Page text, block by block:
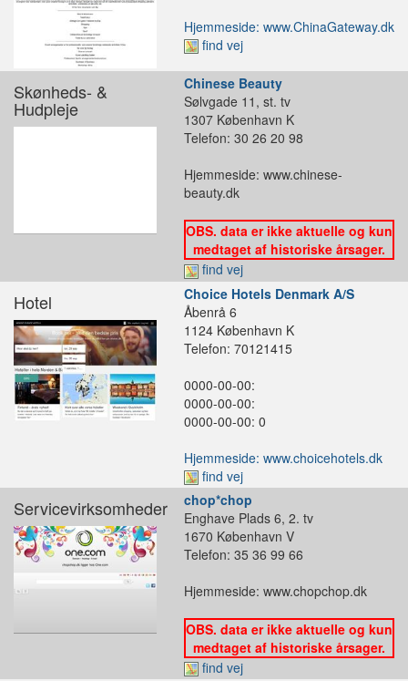
Hjemmeside: www.ChinaGateway.dk
find vej
Skønheds- &
Hudpleje
Chinese Beauty
Sølvgade 11, st. tv
1307 København K
Telefon: 30 26 20 98
Hjemmeside: www.chinese-
beauty.dk
OBS. data er ikke aktuelle og kun
medtaget af historiske årsager.
find vej
Hotel
Choice Hotels Denmark A/S
Åbenrå 6
1124 København K
Telefon: 70121415
0000-00-00:
0000-00-00:
0000-00-00: 0
Hjemmeside: www.choicehotels.dk
find vej
Servicevirksomheder
chop*chop
Enghave Plads 6, 2. tv
1670 København V
Telefon: 35 36 99 66
Hjemmeside: www.chopchop.dk
OBS. data er ikke aktuelle og kun
medtaget af historiske årsager.
find vej